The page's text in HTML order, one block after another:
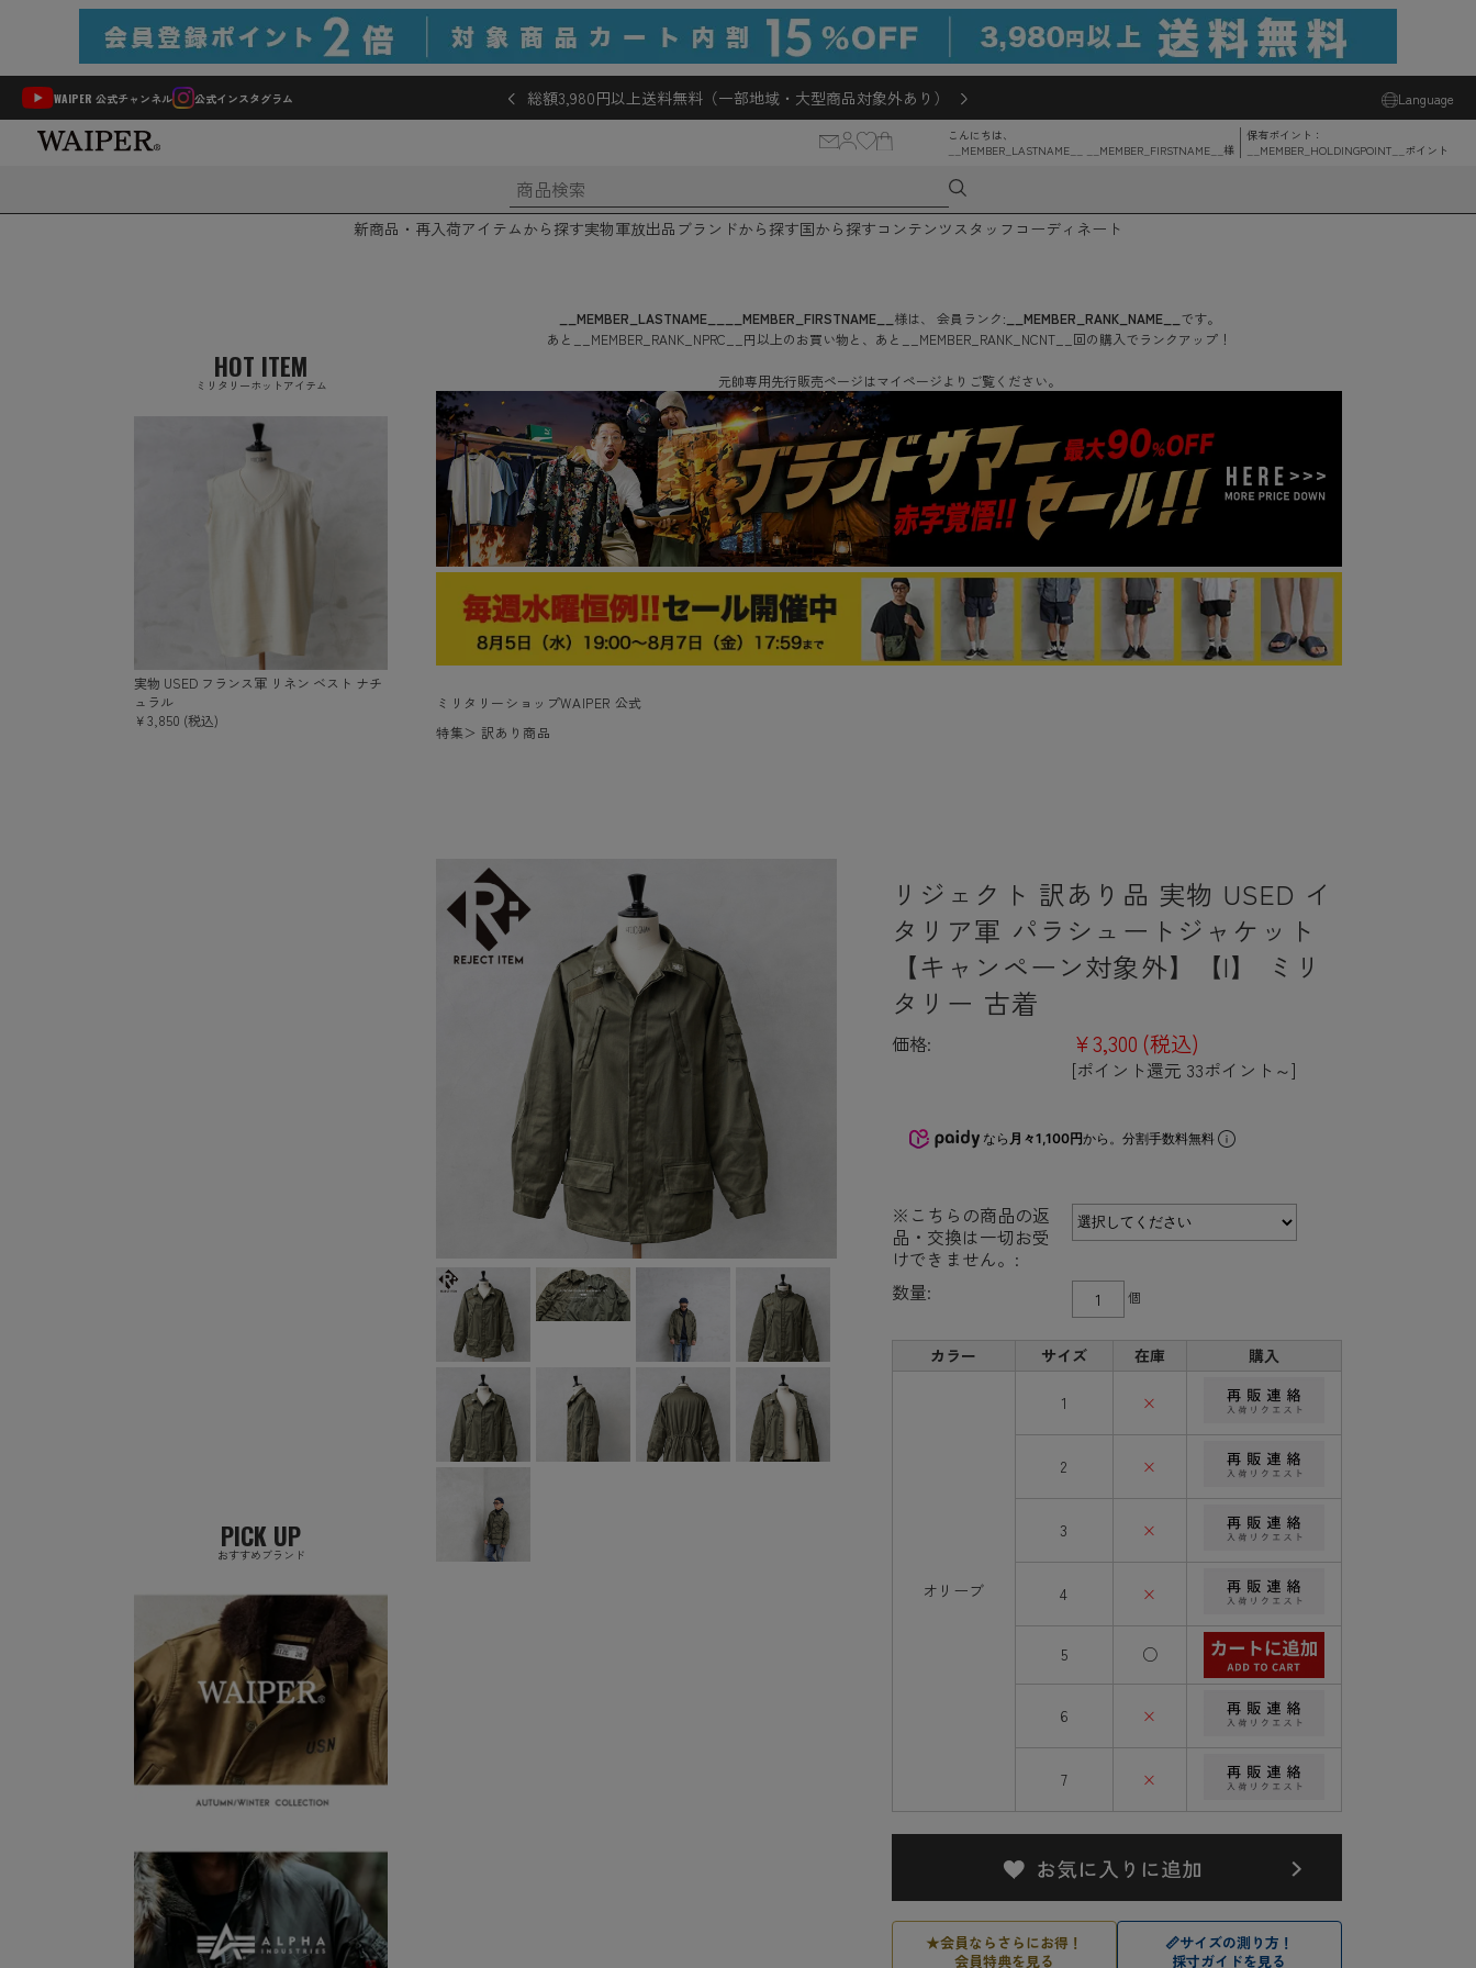
WAIPER 公式チャンネル 公式インスタグラム 総額3,980円以上送料無料（一部地域・大型商品対象外あり） Language
こんにちは、
__MEMBER_LASTNAME__ __MEMBER_FIRSTNAME__ 様
保有ポイント：
__MEMBER_HOLDINGPOINT__
ポイント
新商品・再入荷アイテムから探す実物軍放出品 ブランドから探す国から探す コンテンツ スタッフコーディネート
__MEMBER_LASTNAME__ __MEMBER_FIRSTNAME__ 様は、 会員ランク: __MEMBER_RANK_NAME__ です。
あと
__MEMBER_RANK_NPRC__ 円以上のお買い物と、あと __MEMBER_RANK_NCNT__ 回の購入でランクアップ！
元帥専用先行販売ページはマイページよりご覧ください。
ミリタリーショップWAIPER 公式
特集＞訳あり商品
リジェクト 訳あり品 実物 USED イ
タリア軍 パラシュートジャケット
【キャンペーン対象外】【I】 ミリ
タリー 古着
価格: ¥3,300 (税込)
[ポイント還元 33ポイント～]
なら 月々1,100円から。分割手数料無料
※こちらの商品の返
品・交換は一切お受
けできません。:
数量:
個
カラー サイズ 在庫 購入
オリーブ
1 ×
2 ×
3 ×
4 ×
5 ○
6 ×
7 ×
★会員ならさらにお得！
会員特典を見る
📏サイズの測り方！
採寸ガイドを見る
HOT ITEM
ミリタリーホットアイテム
実物 USED フランス軍 リネン ベスト ナチ
ュラル
￥3,850 (税込)
PICK UP
おすすめブランド